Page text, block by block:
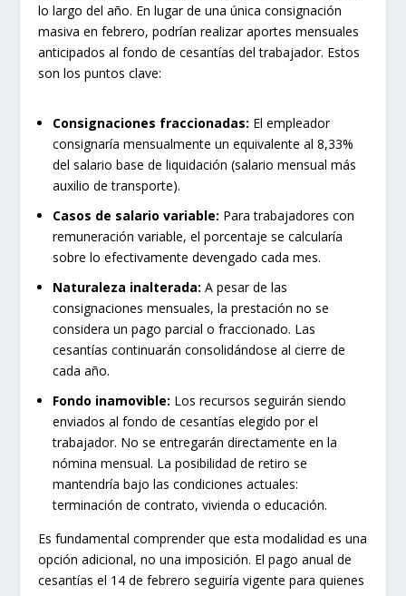
lo largo del año. En lugar de una única consignación
masiva en febrero, podrían realizar aportes mensuales
anticipados al fondo de cesantías del trabajador. Estos
son los puntos clave:
Consignaciones fraccionadas: El empleador
consignaría mensualmente un equivalente al 8,33%
del salario base de liquidación (salario mensual más
auxilio de transporte).
Casos de salario variable: Para trabajadores con
remuneración variable, el porcentaje se calcularía
sobre lo efectivamente devengado cada mes.
Naturaleza inalterada: A pesar de las
consignaciones mensuales, la prestación no se
considera un pago parcial o fraccionado. Las
cesantías continuarán consolidándose al cierre de
cada año.
Fondo inamovible: Los recursos seguirán siendo
enviados al fondo de cesantías elegido por el
trabajador. No se entregarán directamente en la
nómina mensual. La posibilidad de retiro se
mantendría bajo las condiciones actuales:
terminación de contrato, vivienda o educación.
Es fundamental comprender que esta modalidad es una
opción adicional, no una imposición. El pago anual de
cesantías el 14 de febrero seguiría vigente para quienes